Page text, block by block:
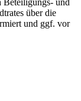
über die
und ggf. vor